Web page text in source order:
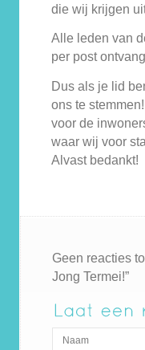
die wij krijgen
Alle leden van
per post
Dus als je lid
ons te
voor de
waar wij voor
Alvast bedankt!
Geen reacties
Jong Termei!”